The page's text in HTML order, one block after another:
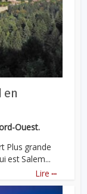
en
Ouest.
Plus grande
est Salem...
Lire ...